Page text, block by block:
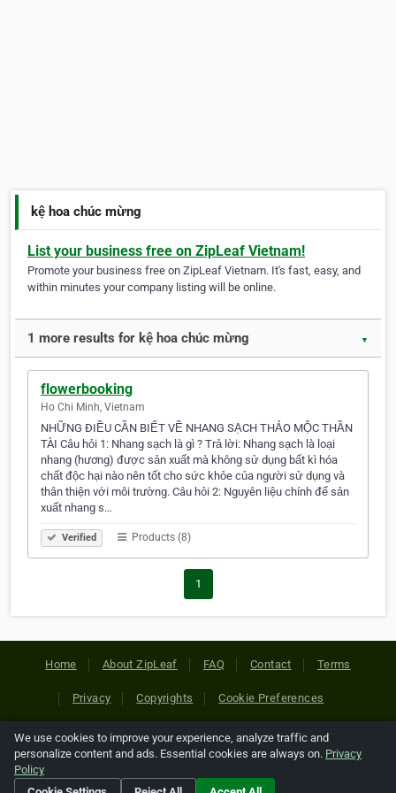
kệ hoa chúc mừng
List your business free on ZipLeaf Vietnam!
Promote your business free on ZipLeaf Vietnam. It's fast, easy, and
within minutes your company listing will be online.
1 more results for kệ hoa chúc mừng ▼
flowerbooking
Ho Chi Minh, Vietnam
NHỮNG ĐIỀU CẦN BIẾT VỀ NHANG SẠCH THẢO MỘC THẦN
TÀI Câu hỏi 1: Nhang sạch là gì ? Trả lời: Nhang sạch là loại
nhang (hương) được sản xuất mà không sử dụng bất kì hóa
chất độc hại nào nên tốt cho sức khỏe của người sử dụng và
thân thiện với môi trường. Câu hỏi 2: Nguyên liệu chính để sản
xuất nhang s…
Verified Products (8)
1
Home About ZipLeaf FAQ Contact Terms
Privacy Copyrights Cookie Preferences
Copyright © 2026 Netcode, Inc. All Rights Reserved. All
references relating to third-party companies are copyright of
their respective holders.
We use cookies to improve your experience, analyze traffic and
personalize content and ads. Essential cookies are always on. Privacy
Policy